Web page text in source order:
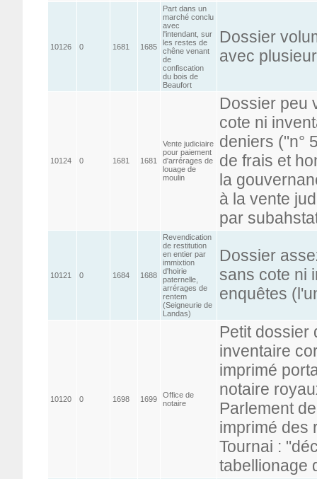
10126 0 1681 1685
Part dans un
marché conclu
avec
l'intendant, sur
les restes de
chêne venant
de
confiscation
du bois de
Beaufort
Dossier
avec
10124 0 1681 1681
Vente judiciaire
pour paiement
d'arrérages de
louage de
moulin
Dossier peu
cote ni
deniers ("n°
de frais et
la
à la vente
par
10121 0 1684 1688
Revendication
de restitution
en entier par
immixtion
d'hoirie
paternelle,
arrérages de
rentem
(Seigneurie de
Landas)
Dossier
sans cote ni
enquêtes
10120 0 1698 1699
Office de
notaire
Petit dossier
inventaire
imprimé
notaire
Parlement
imprimé des
Tournai :
tabellionage